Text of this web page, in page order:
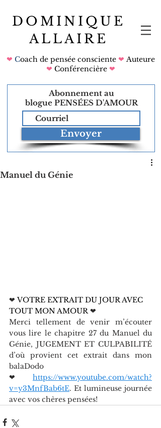
DOMINIQUE
ALLAIRE
❤ Coach de pensée consciente ❤ Auteure
❤ Conférencière ❤
Abonnement au
blogue PENSÉES D'AMOUR
Envoyer
Manuel du Génie
❤ VOTRE EXTRAIT DU JOUR AVEC
TOUT MON AMOUR ❤
Merci tellement de venir m’écouter
vous lire le chapitre 27 du Manuel du
Génie, JUGEMENT ET CULPABILITÉ
d’où provient cet extrait dans mon
balaDodo
❤ https://www.youtube.com/watch?
v=y3MnfBab6tE. Et lumineuse journée
avec vos chères pensées!